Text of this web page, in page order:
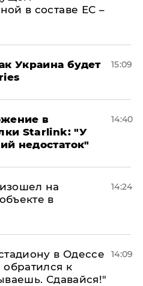
в составе ЕС –
Украина будет
15:09
в
Starlink: "У
недостаток"
14:40
на
в
14:24
в Одессе
к
Сдавайся!"
14:09